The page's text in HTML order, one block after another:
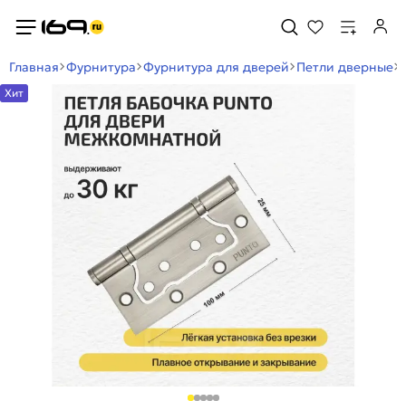
Главная Фурнитура Фурнитура для дверей Петли дверные
Хит